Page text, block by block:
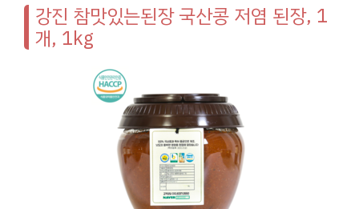
강진 참맛있는된장 국산콩 저염 된장, 1
개, 1kg